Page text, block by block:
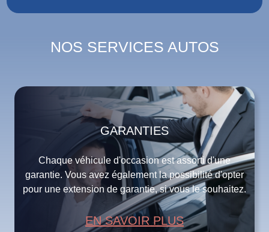
NOS SERVICES AUTOS
GARANTIES
Chaque véhicule d'occasion est assorti d'une
garantie. Vous avez également la possibilité d'opter
pour une extension de garantie, si vous le souhaitez.
EN SAVOIR PLUS